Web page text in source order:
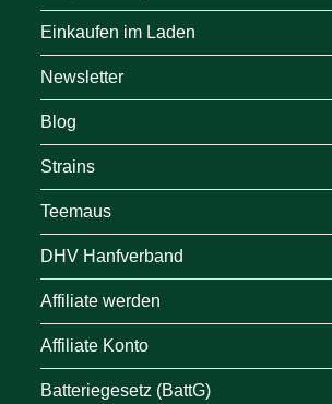
Einkaufen im Laden
Newsletter
Blog
Strains
Teemaus
DHV Hanfverband
Affiliate werden
Affiliate Konto
Batteriegesetz (BattG)